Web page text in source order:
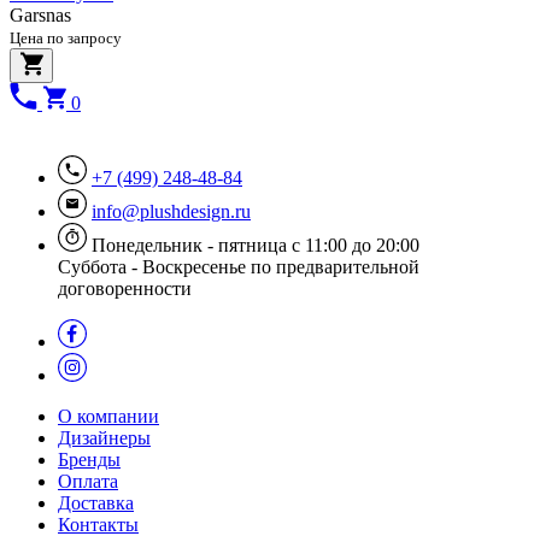
Garsnas
Цена по запросу
0
+7 (499) 248-48-84
info@plushdesign.ru
Понедельник - пятница с 11:00 до 20:00
Суббота - Воскресенье по предварительной
договоренности
О компании
Дизайнеры
Бренды
Оплата
Доставка
Контакты